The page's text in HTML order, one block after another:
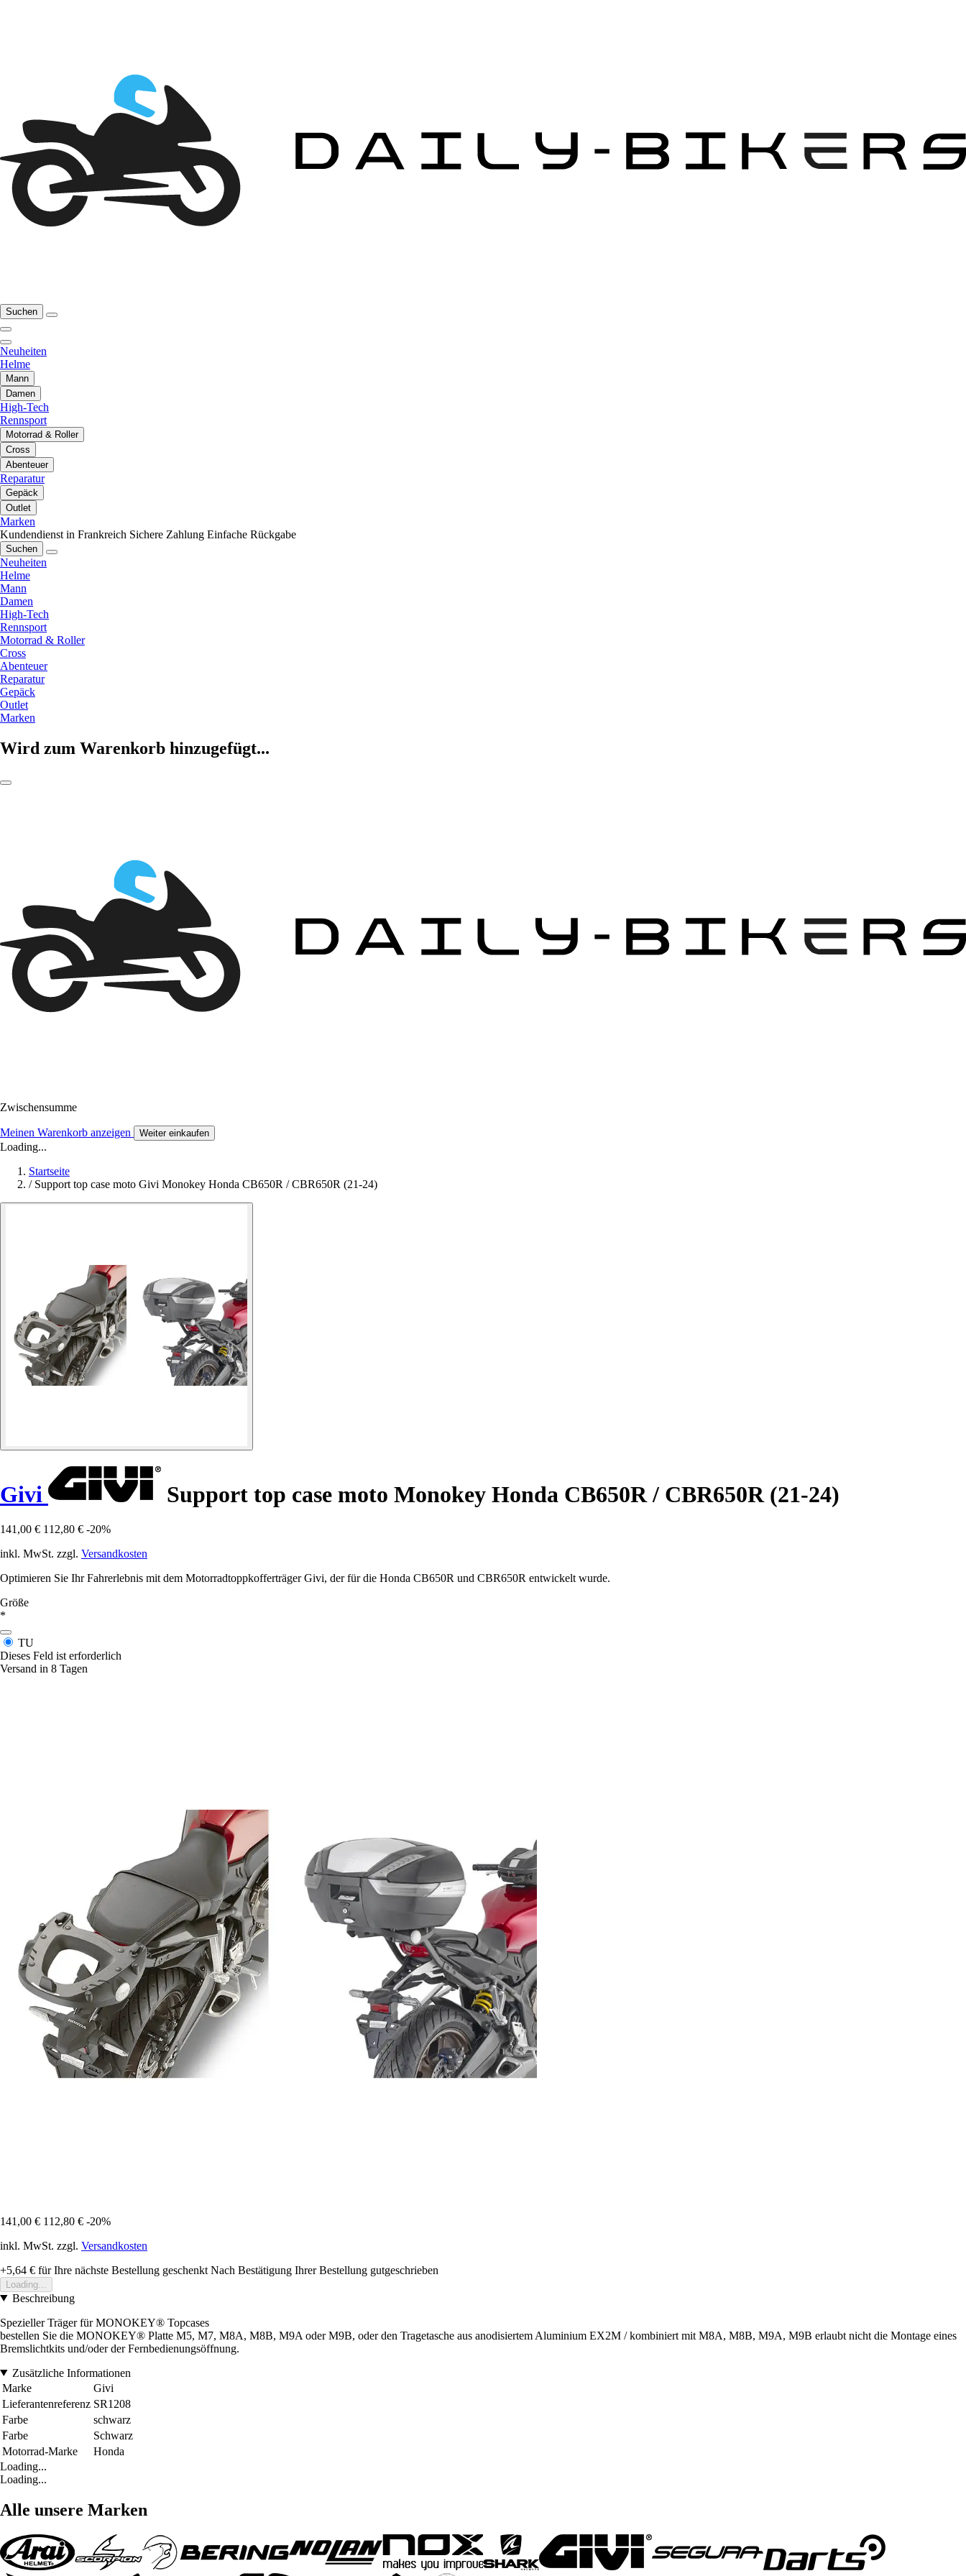
Suchen
Neuheiten
Helme
Mann
Damen
High-Tech
Rennsport
Motorrad & Roller
Cross
Abenteuer
Reparatur
Gepäck
Outlet
Marken
Kundendienst in Frankreich Sichere Zahlung Einfache Rückgabe
Suchen
Neuheiten
Helme
Mann
Damen
High-Tech
Rennsport
Motorrad & Roller
Cross
Abenteuer
Reparatur
Gepäck
Outlet
Marken
Wird zum Warenkorb hinzugefügt...
Zwischensumme
Meinen Warenkorb anzeigen Weiter einkaufen
Loading...
Startseite
/ Support top case moto Givi Monokey Honda CB650R / CBR650R (21-24)
Givi Support top case moto Monokey Honda CB650R / CBR650R (21-24)
141,00 € 112,80 € -20%
inkl. MwSt. zzgl. Versandkosten
Optimieren Sie Ihr Fahrerlebnis mit dem Motorradtoppkofferträger Givi, der für die Honda CB650R und CBR650R entwickelt wurde.
Größe
*
TU
Dieses Feld ist erforderlich
Versand in 8 Tagen
141,00 € 112,80 € -20%
inkl. MwSt. zzgl. Versandkosten
+5,64 € für Ihre nächste Bestellung geschenkt Nach Bestätigung Ihrer Bestellung gutgeschrieben
Loading...
Beschreibung
Spezieller Träger für MONOKEY® Topcases
bestellen Sie die MONOKEY® Platte M5, M7, M8A, M8B, M9A oder M9B, oder den Tragetasche aus anodisiertem Aluminium EX2M / kombiniert mit M8A, M8B, M9A, M9B erlaubt nicht die Montage eines
Bremslichtkits und/oder der Fernbedienungsöffnung.
Zusätzliche Informationen
Marke
Givi
Lieferantenreferenz SR1208
Farbe
schwarz
Farbe
Schwarz
Motorrad-Marke
Honda
Loading...
Loading...
Alle unsere Marken